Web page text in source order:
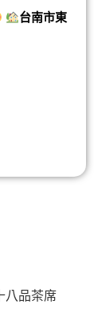
台南市東